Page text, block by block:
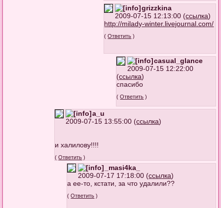
grizzkina
2009-07-15 12:13:00 (ссылка)
http://milady-winter.livejournal.com/
(Ответить )
casual_glance
2009-07-15 12:22:00
(ссылка)
спасибо
(Ответить )
a_u
2009-07-15 13:55:00 (ссылка)
и халилову!!!!
(Ответить )
_masi4ka_
2009-07-17 17:18:00 (ссылка)
а ее-то, кстати, за что удалили??
(Ответить )